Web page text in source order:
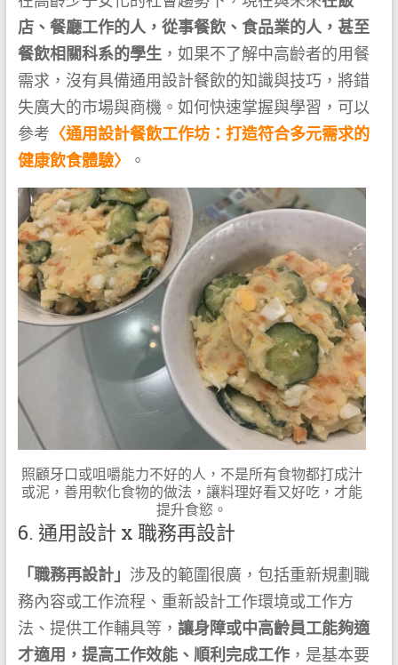
店、餐廳工作的人，從事餐飲、食品業的人，甚至
餐飲相關科系的學生，如果不了解中高齡者的用餐
需求，沒有具備通用設計餐飲的知識與技巧，將錯
失廣大的市場與商機。如何快速掌握與學習，可以
參考 〈通用設計餐飲工作坊：打造符合多元需求的
健康飲食體驗〉
。
照顧牙口或咀嚼能力不好的人，不是所有食物都打成汁
或泥，善用軟化食物的做法，讓料理好看又好吃，才能
提升食慾。
6. 通用設計 x 職務再設計
「職務再設計」 涉及的範圍很廣，包括重新規劃職
務內容或工作流程、重新設計工作環境或工作方
法、提供工作輔具等， 讓身障或中高齡員工能夠適
才適用，提高工作效能、順利完成工作，是基本要